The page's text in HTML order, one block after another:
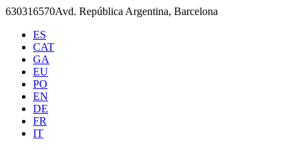
Skip
content
630316570Avd. República Argentina, Barcelona
ES
CAT
GA
EU
PO
EN
DE
FR
IT